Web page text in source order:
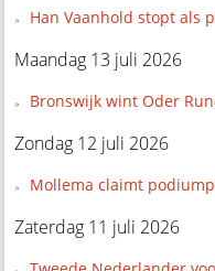
Han Vaanhold stopt als
Maandag 13 juli 2026
Bronswijk wint Oder
Zondag 12 juli 2026
Mollema claimt
Zaterdag 11 juli 2026